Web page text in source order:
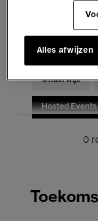
Voor iedereen
Onderwijs
Hosted Events
0
Alles afwijzen